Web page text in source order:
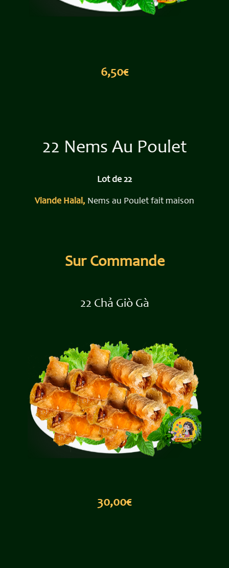
6,50€
22 Nems Au Poulet
Lot de 22
Viande Halal, Nems au Poulet fait maison
Sur Commande
22 ​​Chả Giò Gà
30,00€